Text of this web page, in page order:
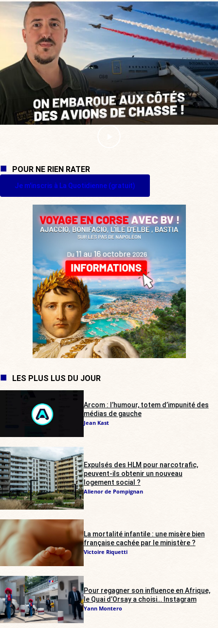
POUR NE RIEN RATER
Je m'inscris à La Quotidienne (gratuit)
LES PLUS LUS DU JOUR
Arcom : l’humour, totem d’impunité des
médias de gauche
Jean Kast
Expulsés des HLM pour narcotrafic,
peuvent-ils obtenir un nouveau
logement social ?
Alienor de Pompignan
La mortalité infantile : une misère bien
française cachée par le ministère ?
Victoire Riquetti
Pour regagner son influence en Afrique,
le Quai d’Orsay a choisi… Instagram
Yann Montero